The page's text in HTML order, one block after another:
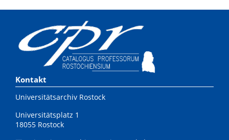
Kontakt
Universitätsarchiv Rostock
Universitätsplatz 1
18055 Rostock